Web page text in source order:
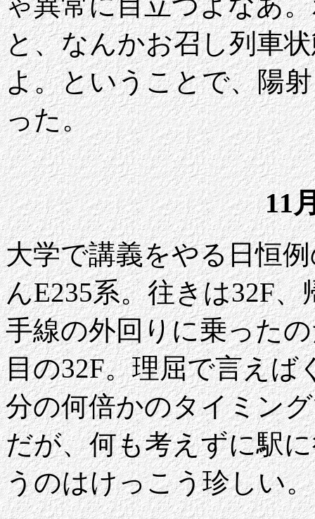
と、なんかお召し列車
よ。ということで、陽
った。
11
大学で講義をやる日恒
んE235系。往きは32F
手線の外回りに乗った
目の32F。理屈で言えば
分の何倍かのタイミン
だが、何も考えずに駅
うのはけっこう珍しい